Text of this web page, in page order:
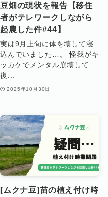
豆畑の現状を報告【移住
者がテレワークしながら
起農した件#44】
実は9月上旬に体を壊して寝
込んでいました…。 怪我がキ
ッカケでメンタル崩壊して
復...
2025年10月30日
[ムクナ豆]苗の植え付け時